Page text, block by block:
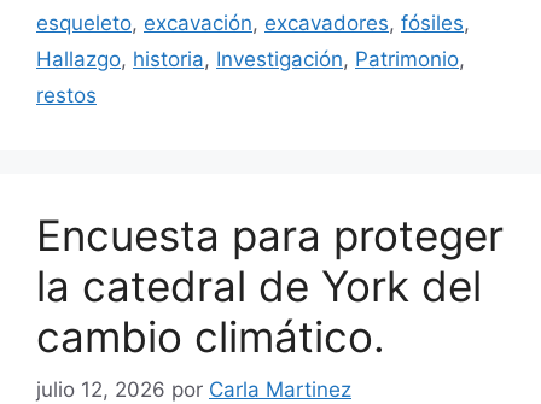
esqueleto, excavación, excavadores, fósiles,
Hallazgo, historia, Investigación, Patrimonio,
restos
Encuesta para proteger
la catedral de York del
cambio climático.
julio 12, 2026 por Carla Martinez